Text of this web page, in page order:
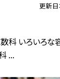
更新日
科 いろいろな
...